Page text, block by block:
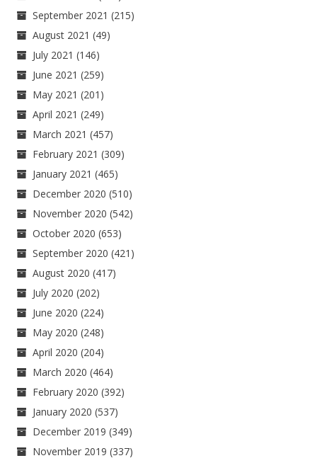
September 2021 (215)
August 2021 (49)
July 2021 (146)
June 2021 (259)
May 2021 (201)
April 2021 (249)
March 2021 (457)
February 2021 (309)
January 2021 (465)
December 2020 (510)
November 2020 (542)
October 2020 (653)
September 2020 (421)
August 2020 (417)
July 2020 (202)
June 2020 (224)
May 2020 (248)
April 2020 (204)
March 2020 (464)
February 2020 (392)
January 2020 (537)
December 2019 (349)
November 2019 (337)